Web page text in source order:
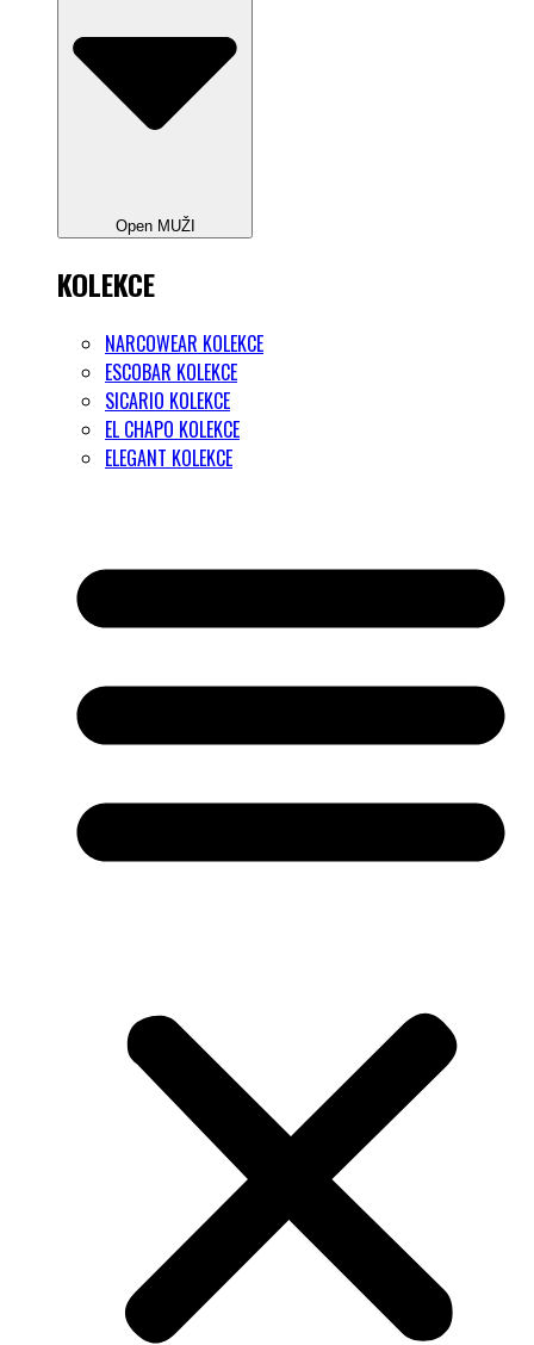
Open MUŽI
KOLEKCE
NARCOWEAR KOLEKCE
ESCOBAR KOLEKCE
SICARIO KOLEKCE
EL CHAPO KOLEKCE
ELEGANT KOLEKCE